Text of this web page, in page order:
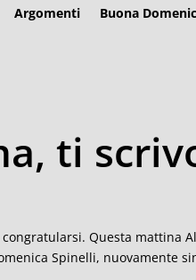
Argomenti Buona
ti
Questa mattina
Spinelli, nuovamente